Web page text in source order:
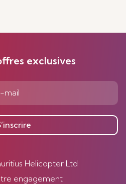
exclusives
Helicopter Ltd
engagement